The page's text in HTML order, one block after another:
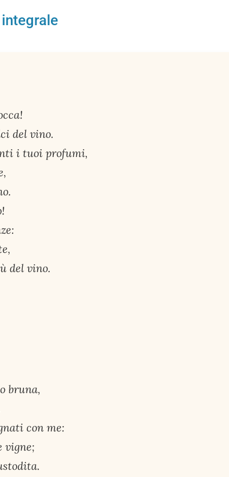
del vino.
i tuoi profumi,
del vino.
bruna,
con me:
vigne;